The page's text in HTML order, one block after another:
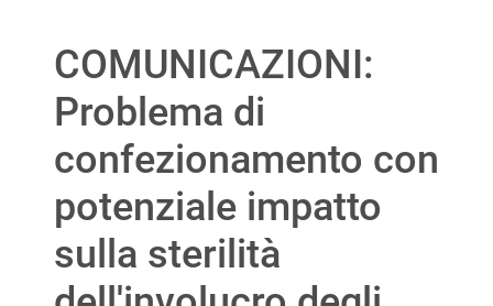
COMUNICAZIONI:
Problema di
confezionamento con
potenziale impatto
sulla sterilità